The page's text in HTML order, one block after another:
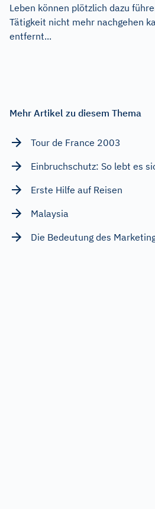
Leben können plötzlich dazu
Tätigkeit nicht mehr nachgehen
entfernt...
Mehr Artikel zu diesem Thema
Tour de France 2003
Einbruchschutz: So lebt es
Erste Hilfe auf Reisen
Malaysia
Die Bedeutung des